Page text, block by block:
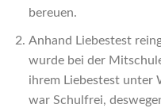
bereuen.
Anhand Liebestest
wurde bei der
ihrem Liebestest unter
war Schulfrei,